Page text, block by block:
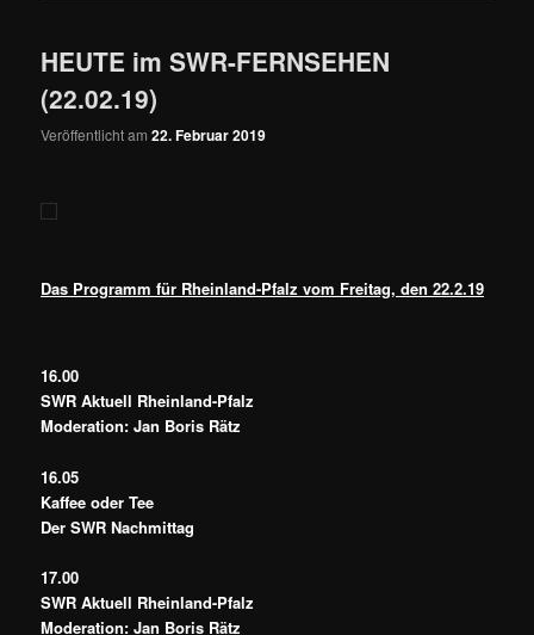
HEUTE im SWR-FERNSEHEN
(22.02.19)
Veröffentlicht am22. Februar 2019
Das Programm für Rheinland-Pfalz vom Freitag, den 22.2.19
16.00
SWR Aktuell Rheinland-Pfalz
Moderation: Jan Boris Rätz
16.05
Kaffee oder Tee
Der SWR Nachmittag
17.00
SWR Aktuell Rheinland-Pfalz
Moderation: Jan Boris Rätz